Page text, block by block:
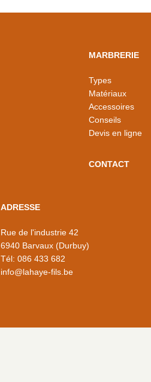
MARBRERIE
Types
Matériaux
Accessoires
Conseils
Devis en ligne
CONTACT
ADRESSE
Rue de l'industrie 42
6940 Barvaux (Durbuy)
Tél: 086 433 682
info@lahaye-fils.be